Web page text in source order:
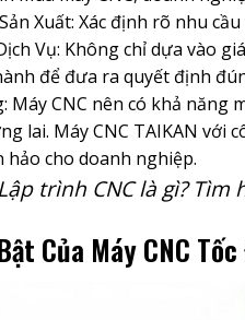
Xuất: Xác định rõ nhu
Vụ: Không chỉ dựa vào
để đưa ra quyết định
Máy CNC nên có khả
lai. Máy CNC TAIKAN với
hảo cho doanh nghiệp.
Lập trình CNC là gì?
Của Máy CNC